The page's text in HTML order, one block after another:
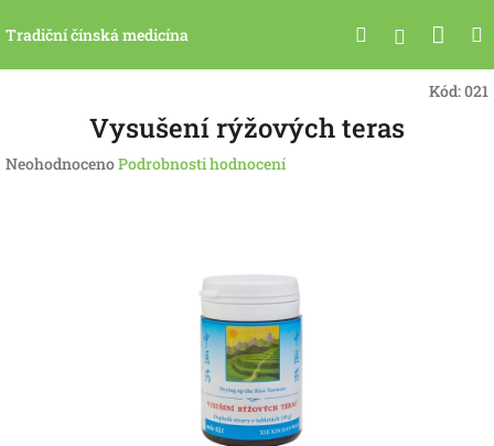
na
Tradiční čínská medicína Hledat
Kód:021
Vysušení rýžových teras
Průměrné
NeohodnocenoPodrobnosti hodnocení